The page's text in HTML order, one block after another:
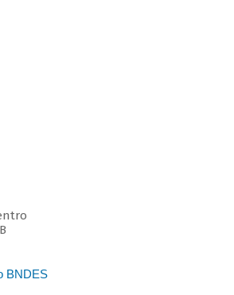
BNDES